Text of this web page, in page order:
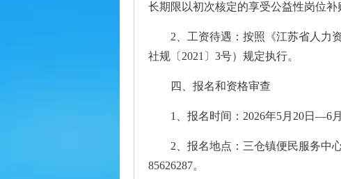
长期限以初次核定的享受公益性岗位
2、工资待遇：按照《江苏省人力
社规〔2021〕3号）规定执行。
四、报名和资格审查
1、报名时间：2026年5月20日—6
2、报名地点：三仓镇便民服务中
85626287。